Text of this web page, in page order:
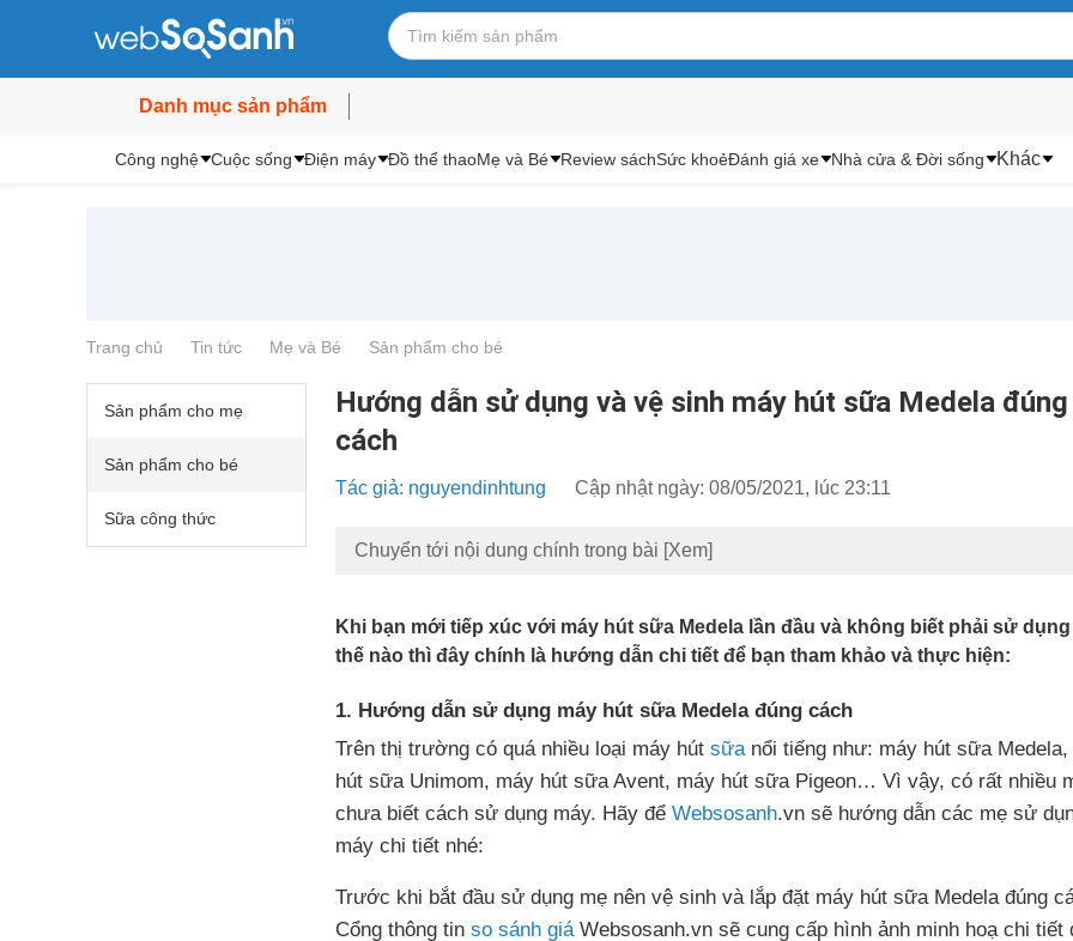
Danh mục sản phẩm
Công nghệ Cuộc sống Điện máy Đồ thể thaoMẹ và Bé Review sáchSức khoẻĐánh giá xe Nhà cửa & Đời sống Khác
Trang chủ Tin tức Mẹ và Bé Sản phẩm cho bé
Sản phẩm cho mẹ
Sản phẩm cho bé
Sữa công thức
Hướng dẫn sử dụng và vệ sinh máy hút sữa Medela đúng
cách
Tác giả: nguyendinhtung Cập nhật ngày: 08/05/2021, lúc 23:11
Chuyển tới nội dung chính trong bài [Xem]
Khi bạn mới tiếp xúc với máy hút sữa Medela lần đầu và không biết phải sử
thế nào thì đây chính là hướng dẫn chi tiết để bạn tham khảo và thực hiện:
1. Hướng dẫn sử dụng máy hút sữa Medela đúng cách
Trên thị trường có quá nhiều loại máy hút sữanổi tiếng như: máy hút sữa Medela,
hút sữa Unimom, máy hút sữa Avent, máy hút sữa Pigeon… Vì vậy, có rất nhiều
chưa biết cách sử dụng máy. Hãy để Websosanh.vn sẽ hướng dẫn các mẹ sử
máy chi tiết nhé:
Trước khi bắt đầu sử dụng mẹ nên vệ sinh và lắp đặt máy hút sữa Medela đúng
Cổng thông tin so sánh giáWebsosanh.vn sẽ cung cấp hình ảnh minh hoạ chi tiết